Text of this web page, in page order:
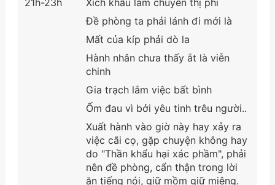
Đề phòng ta phải lánh đi mới là
Mất của kíp phải dò la
Hành nhân chưa thấy ắt là viễn
chinh
Gia trạch lắm việc bất bình
Ốm đau vì bởi yêu tinh trêu người..
Xuất hành vào giờ này hay xảy ra
việc cãi cọ, gặp chuyện không hay
do "Thần khẩu hại xác phầm", phải
nên đề phòng, cẩn thận trong lời
ăn tiếng nói, giữ mồm giữ miệng.